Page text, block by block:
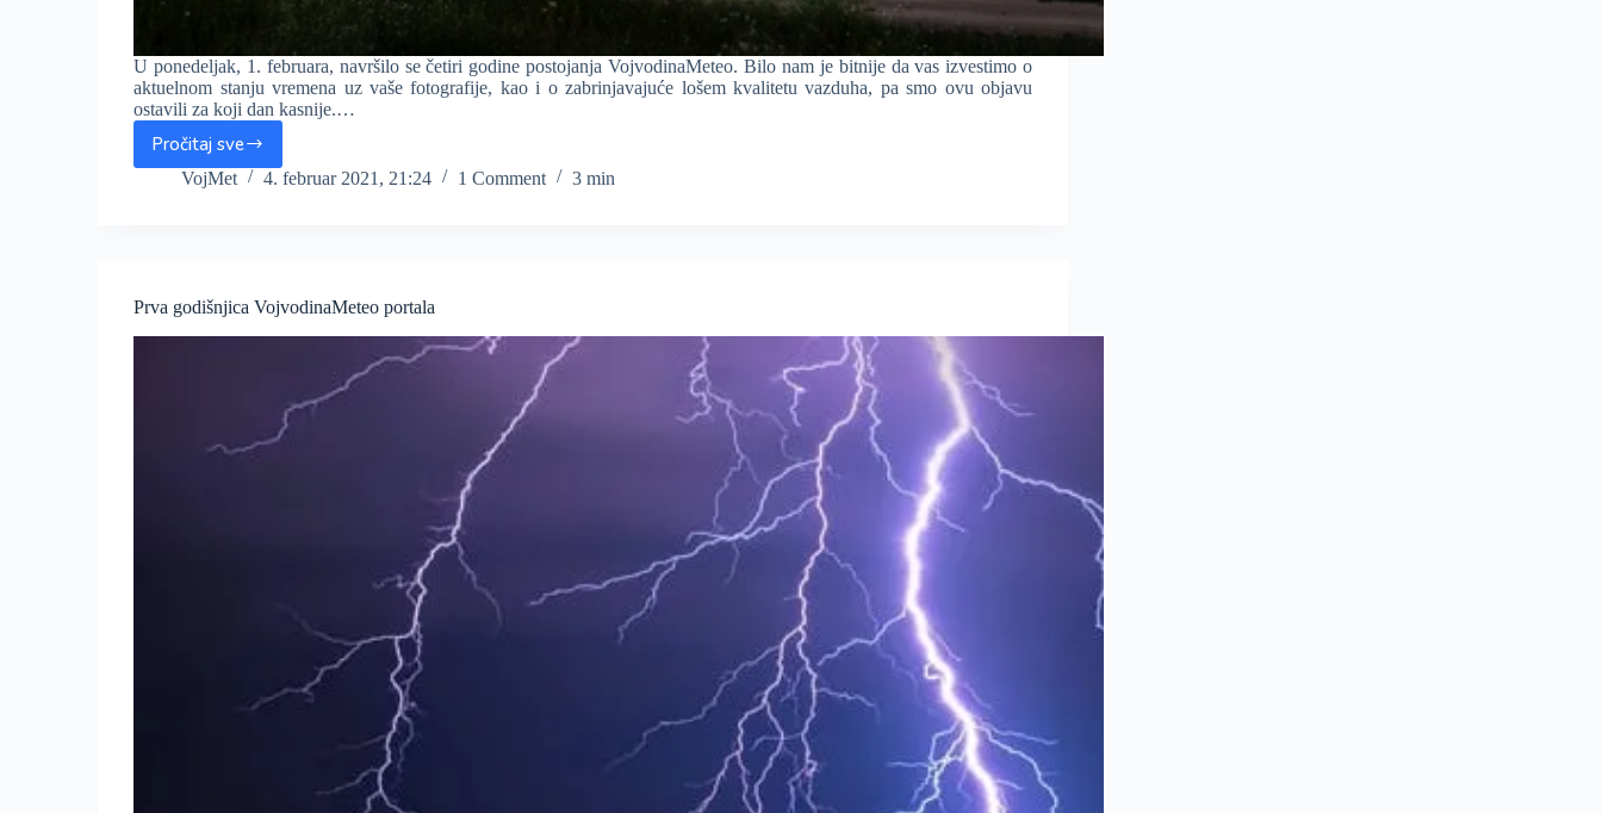
U ponedeljak, 1. februara, navršilo se četiri godine postojanja VojvodinaMeteo. Bilo nam je bitnije da vas izvestimo o
aktuelnom stanju vremena uz vaše fotografije, kao i o zabrinjavajuće lošem kvalitetu vazduha, pa smo ovu objavu
ostavili za koji dan kasnije.…
Pročitaj sve
Četiri
godine
VojMet 4. februar 2021, 21:24 1 Comment 3 min
Prva godišnjica VojvodinaMeteo portala